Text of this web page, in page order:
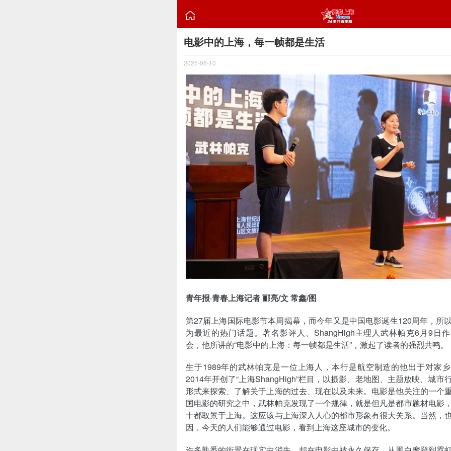

电影中的上海，每一帧都是生活
2025-06-10
青年报·青春上海记者 郦亮/文 常鑫/图
第27届上海国际电影节本周揭幕，而今年又是中国电影诞生120周年，所
为最近的热门话题。著名影评人、ShangHigh主理人武林帕克6月9日
会，他所讲的“电影中的上海：每一帧都是生活”，激起了读者的强烈共鸣。
生于1989年的武林帕克是一位上海人，本行是航空制造的他出于对家
2014年开创了“上海ShangHigh”栏目，以摄影、老地图、主题放映、城市
形式来探索、了解关于上海的过去、现在以及未来。电影是他关注的一个
国电影的研究之中，武林帕克发现了一个规律，就是但凡是都市题材电影
十都取景于上海。这应该与上海深入人心的都市形象有很大关系。当然，
因，今天的人们能够通过电影，看到上海这座城市的变化。